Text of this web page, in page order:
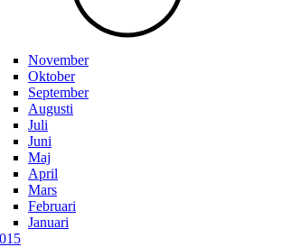
November
Oktober
September
Augusti
Juli
Juni
Maj
April
Mars
Februari
Januari